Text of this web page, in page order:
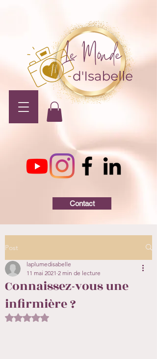
Contact
Post
Connaissez-vous une
infirmière ?
laplumedisabelle
11 mai 2021 2 min de lecture
Noté NaN étoiles sur 5.